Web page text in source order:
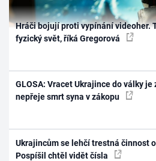
Hráči bojují proti vypínání videoher.
fyzický svět, říká Gregorová
GLOSA: Vracet Ukrajince do války je
nepřeje smrt syna v zákopu
Ukrajincům se lehčí trestná činnost
Pospíšil chtěl vidět čísla